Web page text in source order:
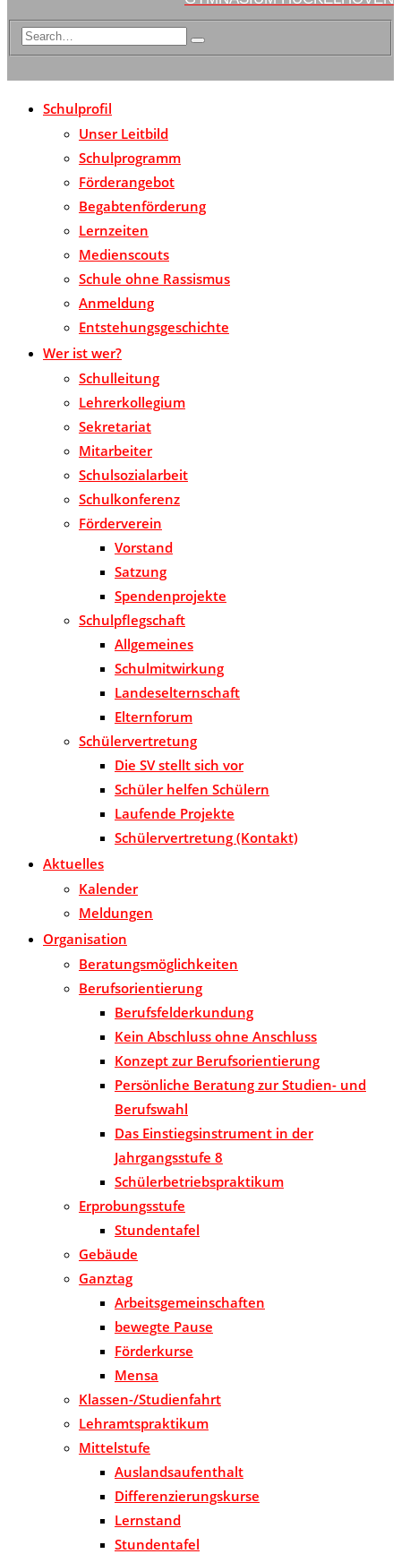
Schulprofil
Unser Leitbild
Schulprogramm
Förderangebot
Begabtenförderung
Lernzeiten
Medienscouts
Schule ohne Rassismus
Anmeldung
Entstehungsgeschichte
Wer ist wer?
Schulleitung
Lehrerkollegium
Sekretariat
Mitarbeiter
Schulsozialarbeit
Schulkonferenz
Förderverein
Vorstand
Satzung
Spendenprojekte
Schulpflegschaft
Allgemeines
Schulmitwirkung
Landeselternschaft
Elternforum
Schülervertretung
Die SV stellt sich vor
Schüler helfen Schülern
Laufende Projekte
Schülervertretung (Kontakt)
Aktuelles
Kalender
Meldungen
Organisation
Beratungsmöglichkeiten
Berufsorientierung
Berufsfelderkundung
Kein Abschluss ohne Anschluss
Konzept zur Berufsorientierung
Persönliche Beratung zur Studien- und
Berufswahl
Das Einstiegsinstrument in der
Jahrgangsstufe 8
Schülerbetriebspraktikum
Erprobungsstufe
Stundentafel
Gebäude
Ganztag
Arbeitsgemeinschaften
bewegte Pause
Förderkurse
Mensa
Klassen-/Studienfahrt
Lehramtspraktikum
Mittelstufe
Auslandsaufenthalt
Differenzierungskurse
Lernstand
Stundentafel